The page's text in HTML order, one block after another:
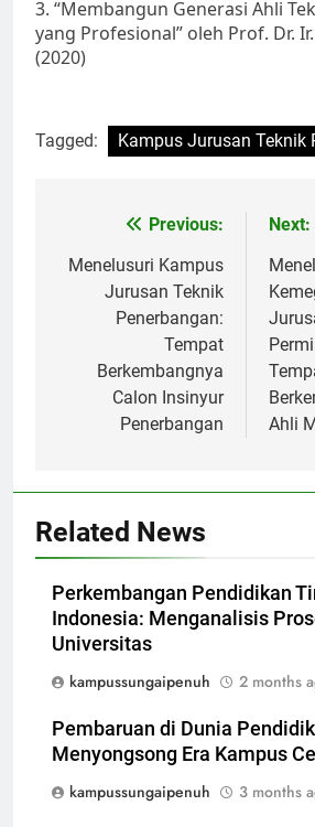
3. “Membangun Generasi Ahli
yang Profesional” oleh Prof. Dr.
(2020)
Tagged: Kampus Jurusan Teknik
navigation
Previous:
Menelusuri Kampus
Jurusan Teknik
Penerbangan:
Tempat
Berkembangnya
Calon Insinyur
Penerbangan
Next:
Ahli
Related News
Perkembangan Pendidikan
Indonesia: Menganalisis
Universitas
kampussungaipenuh
2 months
Pembaruan di Dunia
Menyongsong Era Kampus
kampussungaipenuh
3 months